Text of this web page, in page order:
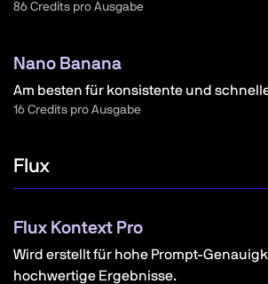
86 Credits pro Ausgabe
Nano Banana
Am besten für konsistente und
16 Credits pro Ausgabe
Flux
Flux Kontext Pro
Wird erstellt für hohe Prompt-
hochwertige Ergebnisse.